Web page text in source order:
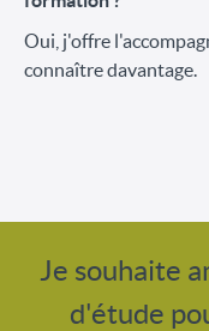
Oui, j'offre
connaître davantage.
Je souhaite
d'étude